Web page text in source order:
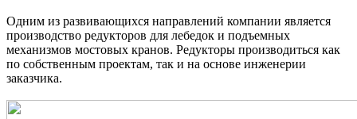
Одним из развивающихся направлений компании является
производство редукторов для лебедок и подъемных
механизмов мостовых кранов. Редукторы производиться как
по собственным проектам, так и на основе инженерии
заказчика.